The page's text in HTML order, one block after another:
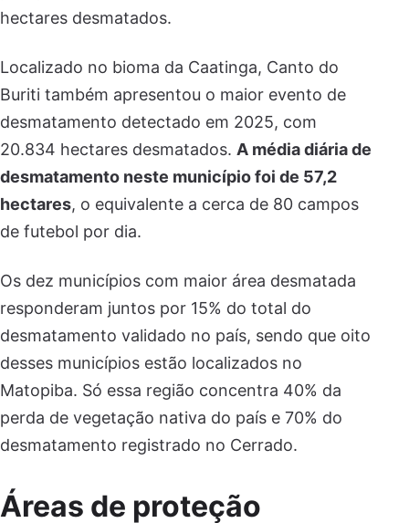
hectares desmatados.
Localizado no bioma da Caatinga, Canto do
Buriti também apresentou o maior evento de
desmatamento detectado em 2025, com
20.834 hectares desmatados. A média diária de
desmatamento neste município foi de 57,2
hectares, o equivalente a cerca de 80 campos
de futebol por dia.
Os dez municípios com maior área desmatada
responderam juntos por 15% do total do
desmatamento validado no país, sendo que oito
desses municípios estão localizados no
Matopiba. Só essa região concentra 40% da
perda de vegetação nativa do país e 70% do
desmatamento registrado no Cerrado.
Áreas de proteção